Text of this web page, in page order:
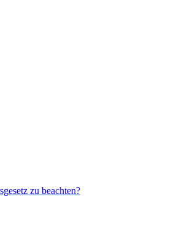
zu beachten?